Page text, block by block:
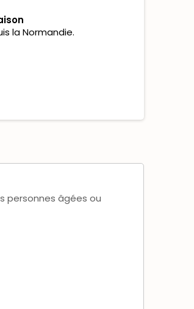
la Normandie.
personnes âgées ou